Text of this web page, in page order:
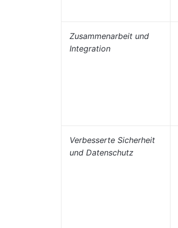
Zusammenarbeit und
Integration
Verbesserte Sicherheit
und Datenschutz